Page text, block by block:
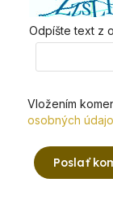
Odpíšte text z
Vložením
osobných
Poslať